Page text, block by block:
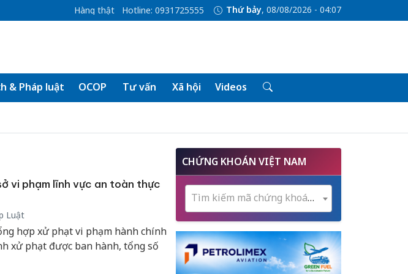
Hàng thật Hotline: 0931725555 Thứ bảy, 08/08/2026 - 04:07
& Pháp luật OCOP Tư vấn Xã hội Videos
vi phạm lĩnh vực an toàn thực
Luật
hợp xử phạt vi phạm hành chính
xử phạt được ban hành, tổng số
CHỨNG KHOÁN VIỆT NAM
Tìm kiếm mã chứng khoán...